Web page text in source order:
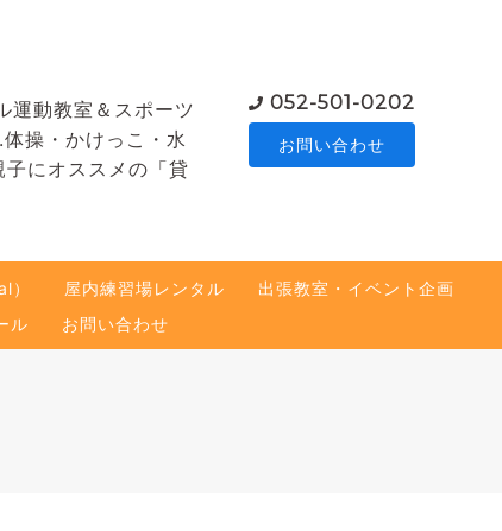
運動教室＆スポーツ
操・かけっこ・水
にオススメの「貸
052-501-0202
お問い合わせ
屋内練習場レンタル
出張教室・イベント企画
ル お問い合わせ